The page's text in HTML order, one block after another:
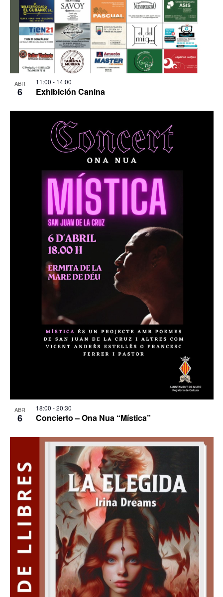
ABR
6 Exhibición Canina
11:00 - 14:00
ABR
6 Concierto – Ona Nua “Mística”
18:00 -20:30